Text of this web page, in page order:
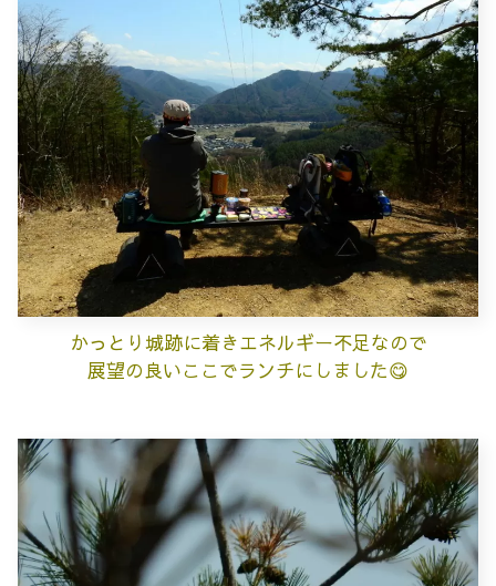
かっとり城跡に着きエネルギー不足なので
展望の良いここでランチにしました😋